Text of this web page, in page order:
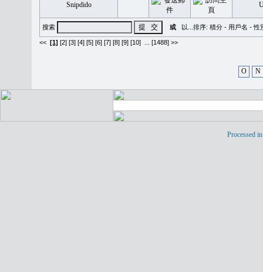
Snipdido
搜索 或 以...排序: 積分 - 用戶名 -性
<< [1] [2] [3] [4] [5] [6] [7] [8] [9] [10] [1488] >>
O N
Processed